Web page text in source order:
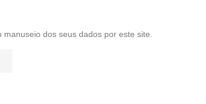
dos seus dados por este site.